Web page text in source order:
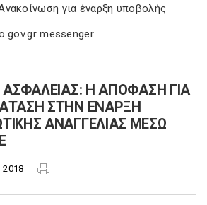
για έναρξη υποβολής
gov.gr messenger
ΑΣΦΑΛΕΙΑΣ: Η ΑΠΟΦΑΣΗ ΓΙΑ
ΣΤΗΝ ΕΝΑΡΞΗ
ΑΝΑΓΓΕΛΙΑΣ ΜΕΣΩ
2018